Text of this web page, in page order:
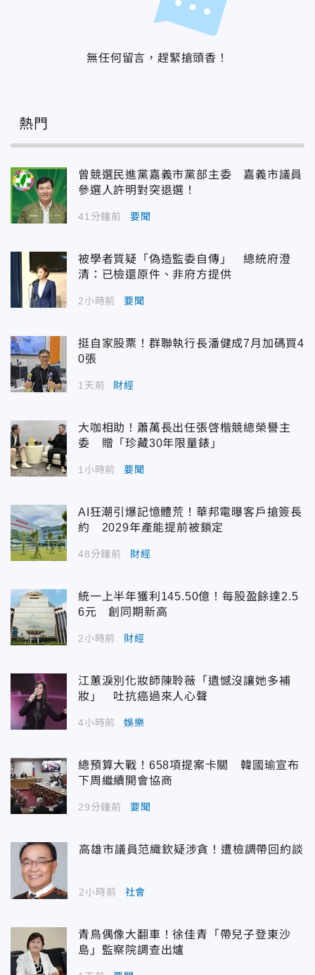
無任何留言，趕緊搶頭香！
熱門
曾競選民進黨嘉義市黨部主委 嘉義市議員
參選人許明對突退選！
41分鐘前 要聞
被學者質疑「偽造監委自傳」 總統府澄
清：已檢還原件、非府方提供
2小時前 要聞
挺自家股票！群聯執行長潘健成7月加碼買4
0張
1天前 財經
大咖相助！蕭萬長出任張啓楷競總榮譽主
委 贈「珍藏30年限量錶」
1小時前 要聞
AI狂潮引爆記憶體荒！華邦電曝客戶搶簽長
約 2029年產能提前被鎖定
48分鐘前 財經
統一上半年獲利145.50億！每股盈餘達2.5
6元 創同期新高
2小時前 財經
江蕙淚別化妝師陳聆薇「遺憾沒讓她多補
妝」 吐抗癌過來人心聲
4小時前 娛樂
總預算大戰！658項提案卡關 韓國瑜宣布
下周繼續開會協商
29分鐘前 要聞
高雄市議員范織欽疑涉貪！遭檢調帶回約談
2小時前 社會
青鳥偶像大翻車！徐佳青「帶兒子登東沙
島」監察院調查出爐